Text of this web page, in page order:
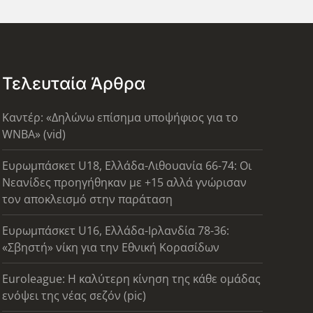
Τελευταία Άρθρα
Καντέρ: «Δηλώνω επίσημα υποψήφιος για το
WNBA» (vid)
Ευρωμπάσκετ U18, Ελλάδα-Λιθουανία 66-74: Οι
Νεανίδες προηγήθηκαν με +15 αλλά γνώρισαν
τον αποκλεισμό στην παράταση
Ευρωμπάσκετ U16, Ελλάδα-Ιρλανδία 78-36:
«Σβηστή» νίκη για την Εθνική Κορασίδων
Euroleague: Η καλύτερη κίνηση της κάθε ομάδας
ενόψει της νέας σεζόν (pic)